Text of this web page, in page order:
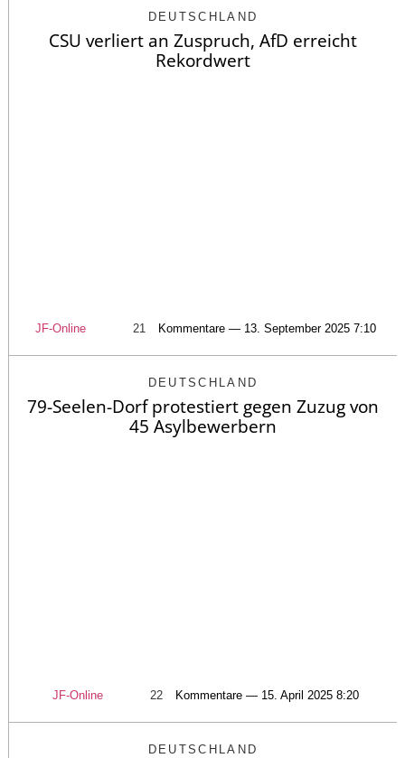
DEUTSCHLAND
CSU verliert an Zuspruch, AfD erreicht
Rekordwert
JF-Online 21 Kommentare — 13. September 2025 7:10
DEUTSCHLAND
79-Seelen-Dorf protestiert gegen Zuzug von
45 Asylbewerbern
JF-Online 22 Kommentare — 15. April 2025 8:20
DEUTSCHLAND